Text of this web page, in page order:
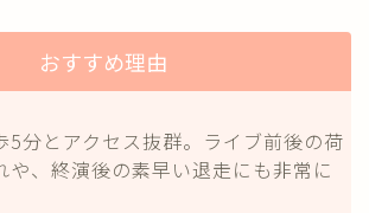
おすすめ理由
5分とアクセス抜群。ライブ前後の荷
や、終演後の素早い退走にも非常に